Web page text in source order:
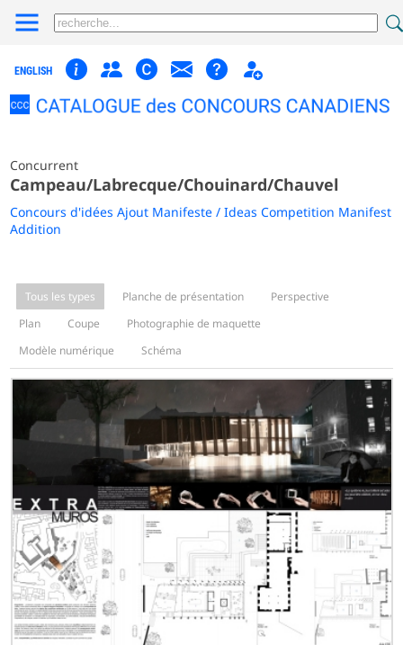
ENGLISH
Concurrent
Campeau/Labrecque/Chouinard/Chauvel
Concours d'idées Ajout Manifeste / Ideas Competition Manifest
Addition
Tous les types Planche de présentation
Perspective
Plan
Coupe
Photographie de maquette
Modèle numérique
Schéma